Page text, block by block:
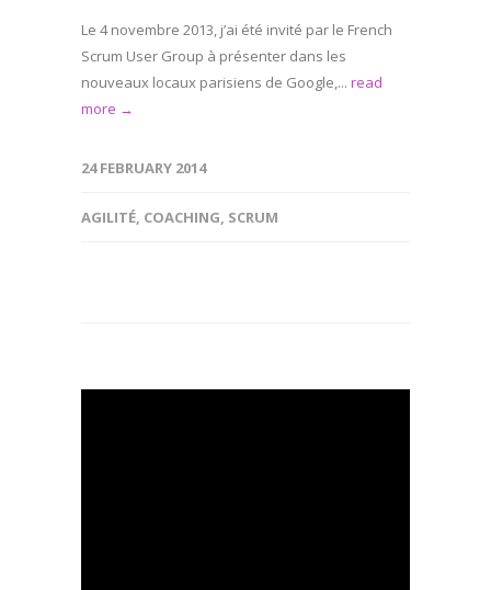
Le 4 novembre 2013, j’ai été invité par le French
Scrum User Group à présenter dans les
nouveaux locaux parisiens de Google,... read
more →
24 FEBRUARY 2014
AGILITÉ, COACHING, SCRUM